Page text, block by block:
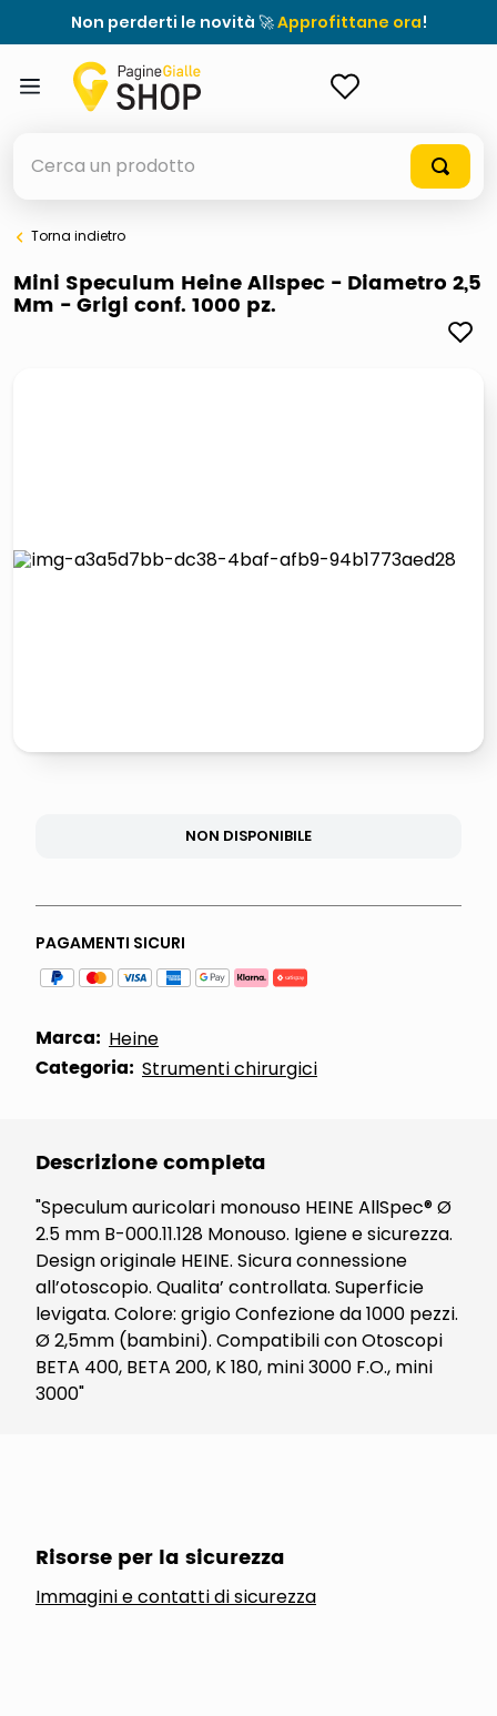
Non perderti le novità 🚀Approfittane ora!
elenchi telefonici
meme
Torna indietro
Mini Speculum Heine Allspec - Diametro 2,5
Mm - Grigi conf. 1000 pz.
NON DISPONIBILE
PAGAMENTI SICURI
Marca: Heine
Categoria: Strumenti chirurgici
Descrizione completa
"Speculum auricolari monouso HEINE AllSpec® Ø
2.5 mm B-000.11.128 Monouso. Igiene e sicurezza.
Design originale HEINE. Sicura connessione
all’otoscopio. Qualita’ controllata. Superficie
levigata. Colore: grigio Confezione da 1000 pezzi.
Ø 2,5mm (bambini). Compatibili con Otoscopi
BETA 400, BETA 200, K 180, mini 3000 F.O., mini
3000"
Risorse per la sicurezza
Immagini e contatti di sicurezza